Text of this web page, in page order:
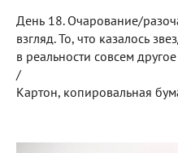
День 18. Очарование/
взгляд. То, что казалось
в реальности совсем другое
/
Картон, копировальная